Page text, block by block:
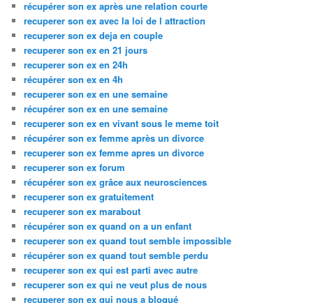
récupérer son ex après une relation courte
recuperer son ex avec la loi de l attraction
recuperer son ex deja en couple
recuperer son ex en 21 jours
recuperer son ex en 24h
récupérer son ex en 4h
recuperer son ex en une semaine
récupérer son ex en une semaine
recuperer son ex en vivant sous le meme toit
récupérer son ex femme après un divorce
recuperer son ex femme apres un divorce
recuperer son ex forum
récupérer son ex grâce aux neurosciences
recuperer son ex gratuitement
recuperer son ex marabout
récupérer son ex quand on a un enfant
recuperer son ex quand tout semble impossible
récupérer son ex quand tout semble perdu
recuperer son ex qui est parti avec autre
recuperer son ex qui ne veut plus de nous
recuperer son ex qui nous a bloqué